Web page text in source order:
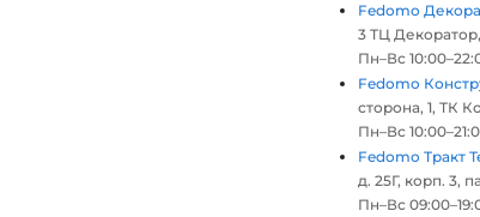
Fedomo
3 ТЦ
Пн–Вс
Fedomo
сторона, 1, ТК
Пн–Вс
Fedomo Тракт
д. 25Г, корп. 3,
Пн–Вс